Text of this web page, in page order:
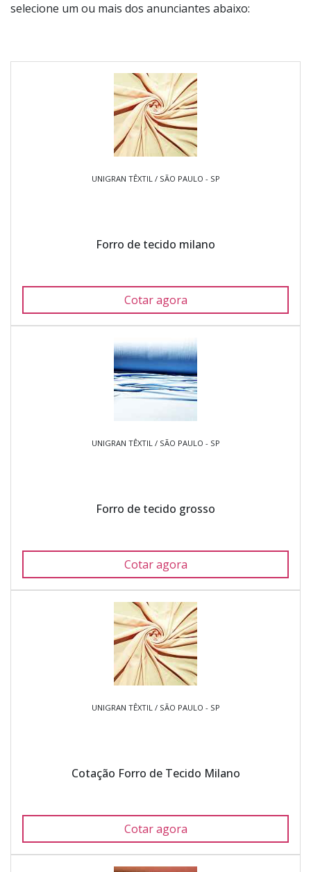
selecione um ou mais dos anunciantes abaixo:
UNIGRAN TÊXTIL / SÃO PAULO - SP
Forro de tecido milano
Cotar agora
UNIGRAN TÊXTIL / SÃO PAULO - SP
Forro de tecido grosso
Cotar agora
UNIGRAN TÊXTIL / SÃO PAULO - SP
Cotação Forro de Tecido Milano
Cotar agora